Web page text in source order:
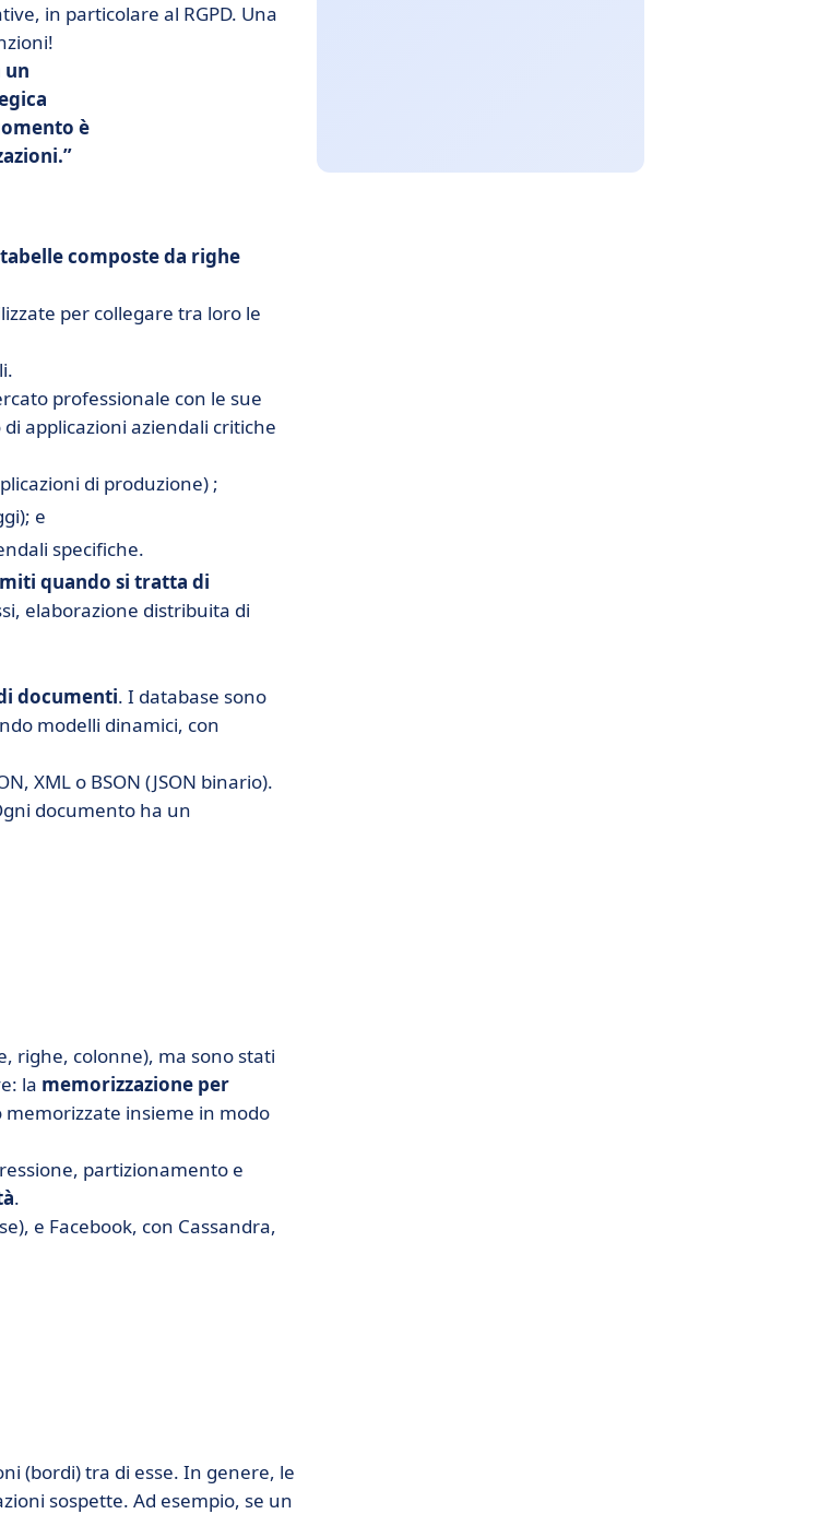
in particolare al RGPD. Una
un
è
tabelle composte da righe
per collegare tra loro le
professionale con le sue
applicazioni aziendali critiche
di produzione) ;
e
specifiche.
quando si tratta di
elaborazione distribuita di
documenti. I database sono
modelli dinamici, con
XML o BSON (JSON binario).
documento ha un
righe, colonne), ma sono stati
la memorizzazione per
insieme in modo
partizionamento e
.
e Facebook, con Cassandra,
(bordi) tra di esse. In genere, le
sospette. Ad esempio, se un